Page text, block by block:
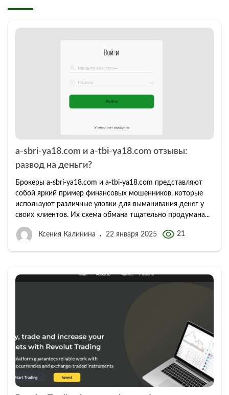
a-sbri-ya18.com и a-tbi-ya18.com отзывы:
развод на деньги?
Брокеры a-sbri-ya18.com и a-tbi-ya18.com представляют
собой яркий пример финансовых мошенников, которые
используют различные уловки для выманивания денег у
своих клиентов. Их схема обмана тщательно продумана...
Ксения Калинина 22 января 2025 21